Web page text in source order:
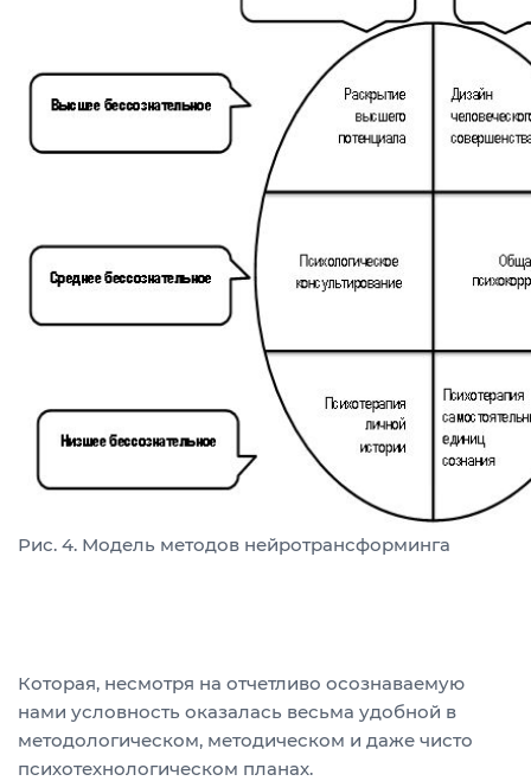
Рис. 4. Модель методов нейротрансформинга
Которая, несмотря на отчетливо осознаваемую
нами условность оказалась весьма удобной в
методологическом, методическом и даже чисто
психотехнологическом планах.